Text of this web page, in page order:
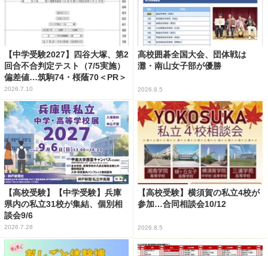
【中学受験2027】四谷大塚、第2
回合不合判定テスト（7/5実施）
偏差値…筑駒74・桜蔭70＜PR＞
2026.7.10
高校囲碁全国大会、団体戦は
灘・南山女子部が優勝
2026.8.5
【高校受験】【中学受験】兵庫
県内の私立31校が集結、個別相
談会9/6
2026.7.28
【高校受験】横須賀の私立4校が
参加…合同相談会10/12
2026.8.5